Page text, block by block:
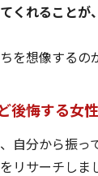
くれることが
を想像するの
後悔する女
自分から振っ
リサーチしま